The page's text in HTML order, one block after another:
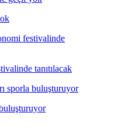
tanıtılacak